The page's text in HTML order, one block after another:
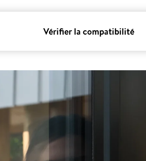
Vérifier la compatibilité